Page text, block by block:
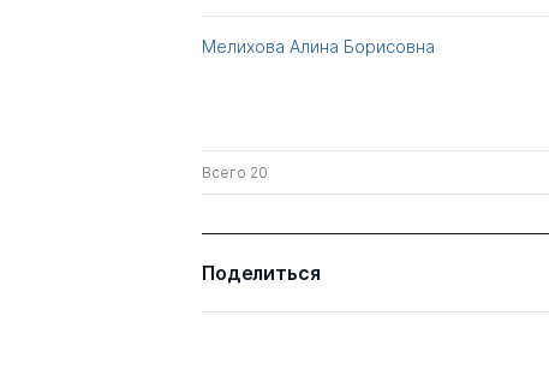
Мелихова Алина Борисовна
Всего 20
Поделиться